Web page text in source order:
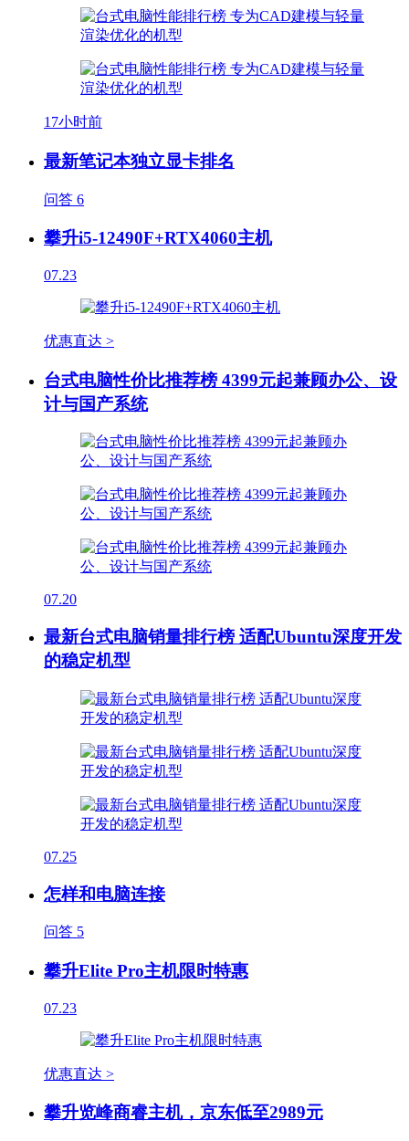
17小时前
最新笔记本独立显卡排名
问答 6
攀升i5-12490F+RTX4060主机
07.23
优惠直达 >
台式电脑性价比推荐榜 4399元起兼顾办公、设
计与国产系统
07.20
最新台式电脑销量排行榜 适配Ubuntu深度开发
的稳定机型
07.25
怎样和电脑连接
问答 5
攀升Elite Pro主机限时特惠
07.23
优惠直达 >
攀升览峰商睿主机，京东低至2989元